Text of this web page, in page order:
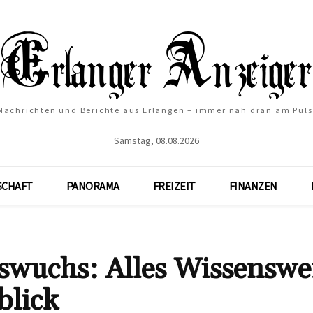
und Berichte aus Erlangen – immer nah dran am
Samstag, 08.08.2026
PANORAMA FREIZEIT FINANZEN
Alles